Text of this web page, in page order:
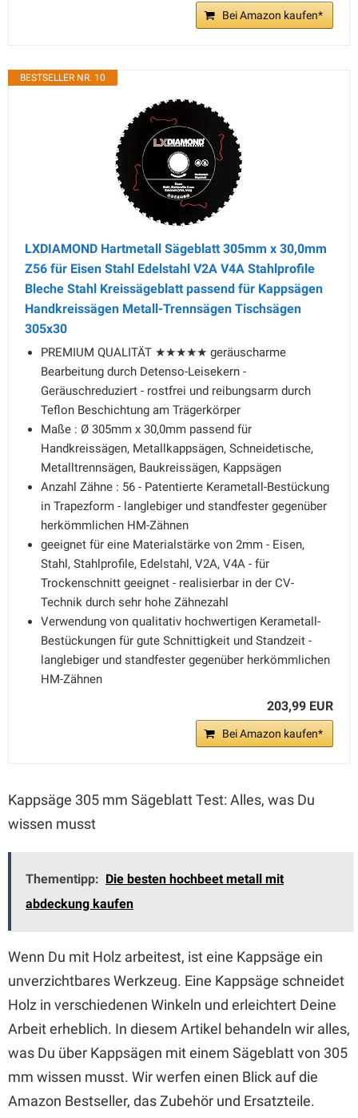
Bei Amazon kaufen*
BESTSELLER NR. 10
LXDIAMOND Hartmetall Sägeblatt 305mm x 30,0mm
Z56 für Eisen Stahl Edelstahl V2A V4A Stahlprofile
Bleche Stahl Kreissägeblatt passend für Kappsägen
Handkreissägen Metall-Trennsägen Tischsägen
305x30
PREMIUM QUALITÄT ★★★★★ geräuscharme
Bearbeitung durch Detenso-Leisekern -
Geräuschreduziert - rostfrei und reibungsarm durch
Teflon Beschichtung am Trägerkörper
Maße : Ø 305mm x 30,0mm passend für
Handkreissägen, Metallkappsägen, Schneidetische,
Metalltrennsägen, Baukreissägen, Kappsägen
Anzahl Zähne : 56 - Patentierte Kerametall-Bestückung
in Trapezform - langlebiger und standfester gegenüber
herkömmlichen HM-Zähnen
geeignet für eine Materialstärke von 2mm - Eisen,
Stahl, Stahlprofile, Edelstahl, V2A, V4A - für
Trockenschnitt geeignet - realisierbar in der CV-
Technik durch sehr hohe Zähnezahl
Verwendung von qualitativ hochwertigen Kerametall-
Bestückungen für gute Schnittigkeit und Standzeit -
langlebiger und standfester gegenüber herkömmlichen
HM-Zähnen
203,99 EUR
Bei Amazon kaufen*
Kappsäge 305 mm Sägeblatt Test: Alles, was Du
wissen musst
Thementipp: Die besten hochbeet metall mit
abdeckung kaufen
Wenn Du mit Holz arbeitest, ist eine Kappsäge ein
unverzichtbares Werkzeug. Eine Kappsäge schneidet
Holz in verschiedenen Winkeln und erleichtert Deine
Arbeit erheblich. In diesem Artikel behandeln wir alles,
was Du über Kappsägen mit einem Sägeblatt von 305
mm wissen musst. Wir werfen einen Blick auf die
Amazon Bestseller, das Zubehör und Ersatzteile.